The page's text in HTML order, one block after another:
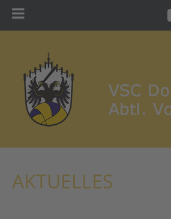
Training
Turniere
Kontakt
AKTUELLES